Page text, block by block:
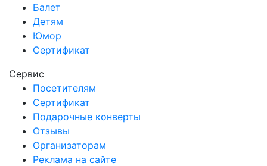
Балет
Детям
Юмор
Сертификат
Сервис
Посетителям
Сертификат
Подарочные конверты
Отзывы
Организаторам
Реклама на сайте